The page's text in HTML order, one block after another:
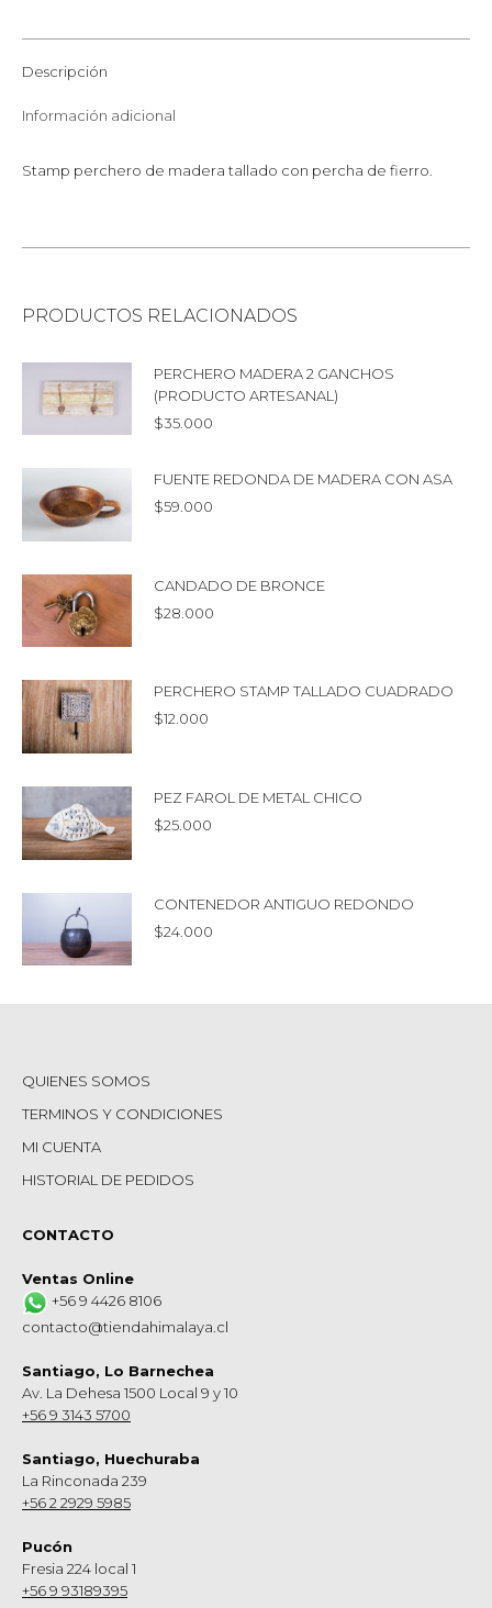
Descripción
Información adicional
Stamp perchero de madera tallado con percha de fierro.
PRODUCTOS RELACIONADOS
PERCHERO MADERA 2 GANCHOS
(PRODUCTO ARTESANAL)
$35.000
FUENTE REDONDA DE MADERA CON ASA
$59.000
CANDADO DE BRONCE
$28.000
PERCHERO STAMP TALLADO CUADRADO
$12.000
PEZ FAROL DE METAL CHICO
$25.000
CONTENEDOR ANTIGUO REDONDO
$24.000
QUIENES SOMOS
TERMINOS Y CONDICIONES
MI CUENTA
HISTORIAL DE PEDIDOS
CONTACTO
Ventas Online
+56 9 4426 8106
contacto@tiendahimalaya.cl
Santiago, Lo Barnechea
Av. La Dehesa 1500 Local 9 y 10
+56 9 3143 5700
Santiago, Huechuraba
La Rinconada 239
+56 2 2929 5985
Pucón
Fresia 224 local 1
+56 9 93189395